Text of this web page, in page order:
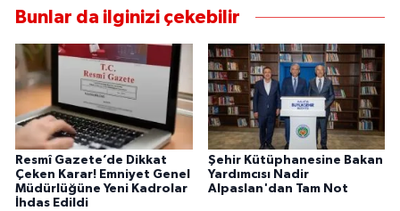
Bunlar da ilginizi çekebilir
Resmî Gazete’de Dikkat
Çeken Karar! Emniyet Genel
Müdürlüğüne Yeni Kadrolar
İhdas Edildi
Şehir Kütüphanesine Bakan
Yardımcısı Nadir
Alpaslan'dan Tam Not